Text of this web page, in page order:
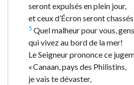
seront expulsés en plein jour,
et ceux d’Écron seront
5 Quel malheur pour vous,
qui vivez au bord de la mer!
Le Seigneur prononce ce
« Canaan, pays des Philistins,
je vais te dévaster,